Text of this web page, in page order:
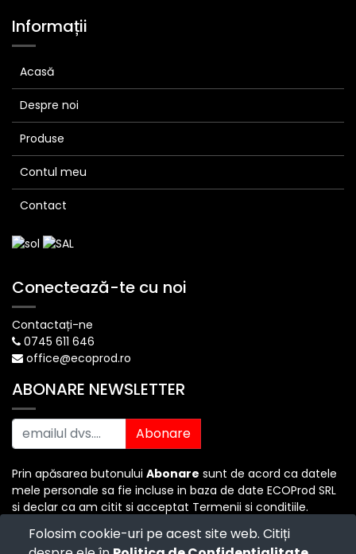
Folosim cookie-uri pe acest site web. Citiți
Informații
Acasă
Despre noi
Produse
Contul meu
Contact
Conectează-te cu noi
Contactați-ne
0745 611 646
office@ecoprod.ro
ABONARE NEWSLETTER
Abonare
Prin apăsarea butonului Abonare sunt de acord ca datele
mele personale sa fie incluse in baza de date ECOProd SRL
si declar ca am citit si acceptat Termenii si conditiile.